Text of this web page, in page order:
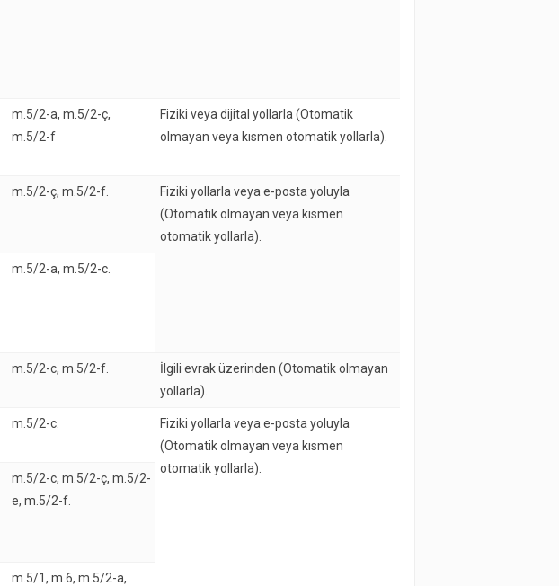
m.5/2-a, m.5/2-ç,
m.5/2-f
Fiziki veya dijital yollarla (Otomatik
olmayan veya kısmen otomatik yollarla).
m.5/2-ç, m.5/2-f.
Fiziki yollarla veya e-posta yoluyla
(Otomatik olmayan veya kısmen
otomatik yollarla).
m.5/2-a, m.5/2-c.
m.5/2-c, m.5/2-f.
İlgili evrak üzerinden (Otomatik olmayan
yollarla).
m.5/2-c.
Fiziki yollarla veya e-posta yoluyla
(Otomatik olmayan veya kısmen
otomatik yollarla).
m.5/2-c, m.5/2-ç, m.5/2-
e, m.5/2-f.
m.5/1, m.6, m.5/2-a,